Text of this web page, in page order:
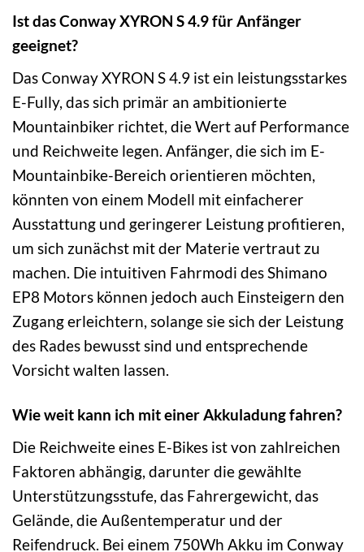
Ist das Conway XYRON S 4.9 für Anfänger
geeignet?
Das Conway XYRON S 4.9 ist ein leistungsstarkes
E-Fully, das sich primär an ambitionierte
Mountainbiker richtet, die Wert auf Performance
und Reichweite legen. Anfänger, die sich im E-
Mountainbike-Bereich orientieren möchten,
könnten von einem Modell mit einfacherer
Ausstattung und geringerer Leistung profitieren,
um sich zunächst mit der Materie vertraut zu
machen. Die intuitiven Fahrmodi des Shimano
EP8 Motors können jedoch auch Einsteigern den
Zugang erleichtern, solange sie sich der Leistung
des Rades bewusst sind und entsprechende
Vorsicht walten lassen.
Wie weit kann ich mit einer Akkuladung fahren?
Die Reichweite eines E-Bikes ist von zahlreichen
Faktoren abhängig, darunter die gewählte
Unterstützungsstufe, das Fahrergewicht, das
Gelände, die Außentemperatur und der
Reifendruck. Bei einem 750Wh Akku im Conway